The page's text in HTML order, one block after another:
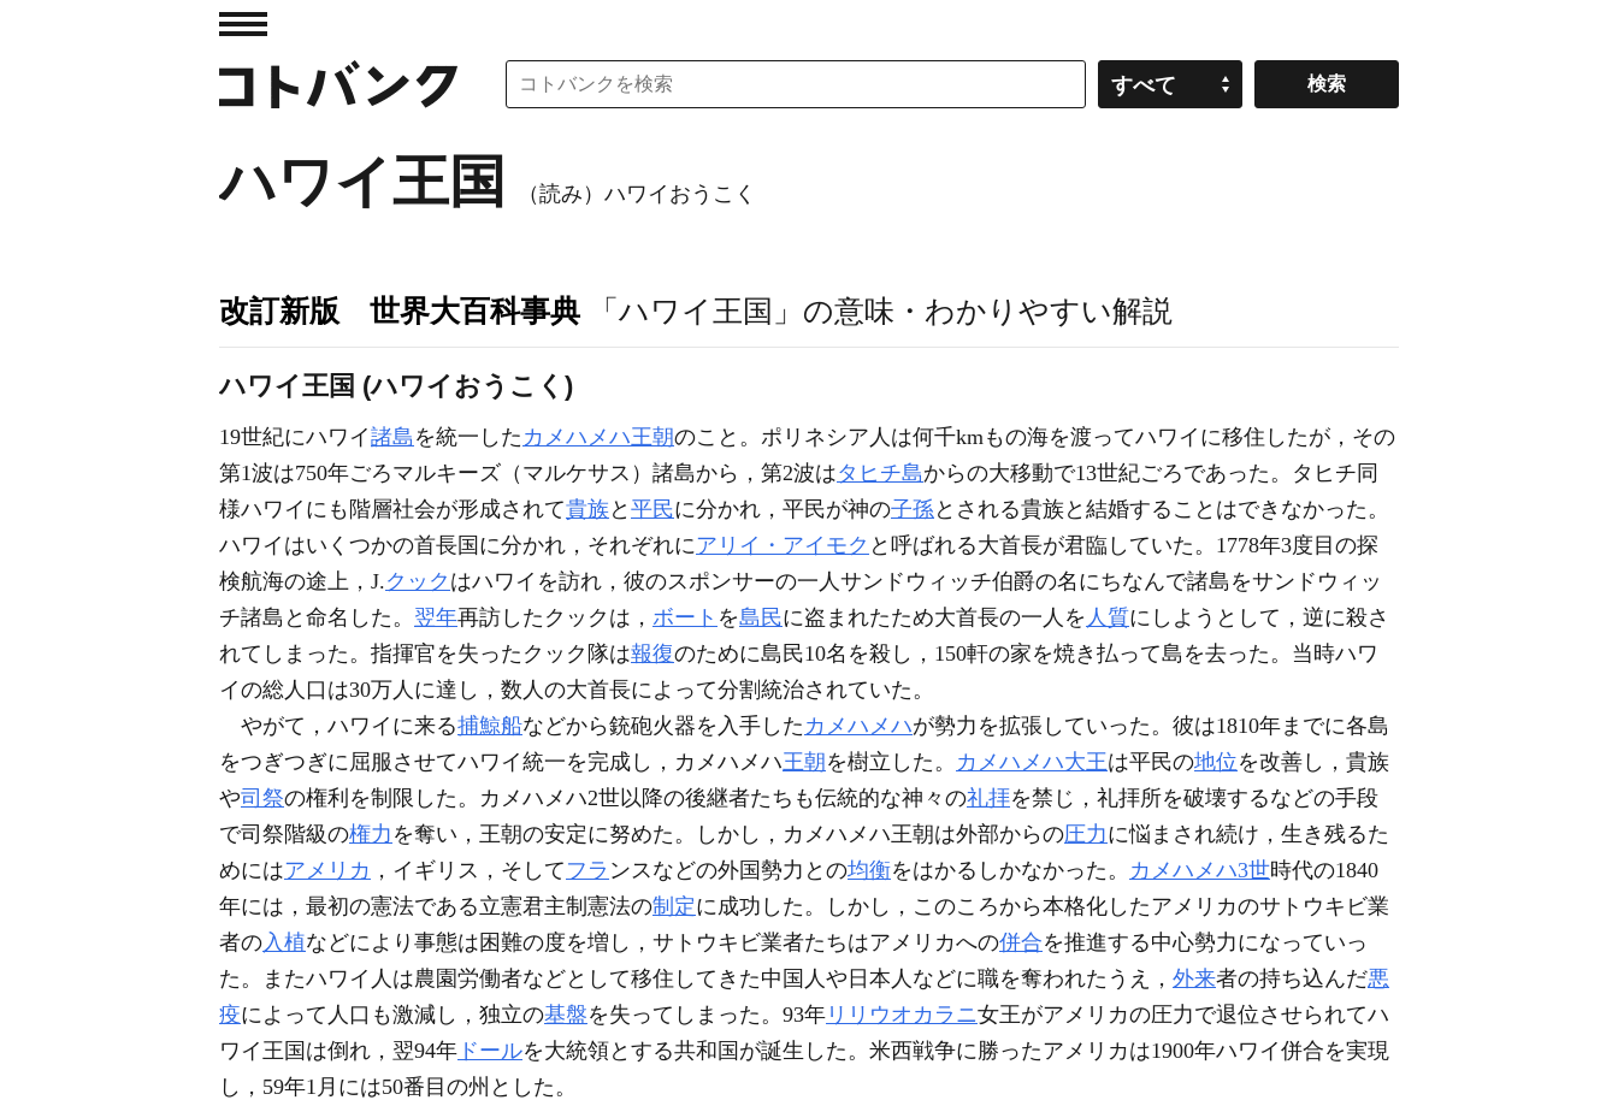
すべて
ハワイ王国 （読み）ハワイおうこく
改訂新版 世界大百科事典 「ハワイ王国」の意味・わかりやすい解説
ハワイ王国 (ハワイおうこく)
19世紀にハワイ諸島 を統一した カメハメハ王朝のこと。ポリネシア人は何千kmもの海を渡ってハワイに移住したが，その
第1波は750年ごろマルキーズ（マルケサス）諸島から，第2波はタヒチ島からの大移動で13世紀ごろであった。タヒチ同
様ハワイにも階層社会が形成されて貴族と 平民に分かれ，平民が神の子孫 とされる貴族と結婚することはできなかった。
ハワイはいくつかの首長国に分かれ，それぞれにアリイ・アイモク と呼ばれる大首長が君臨していた。1778年3度目の探
検航海の途上，J.クック はハワイを訪れ，彼のスポンサーの一人サンドウィッチ伯爵の名にちなんで諸島をサンドウィッ
チ諸島と命名した。 翌年再訪したクックは， ボート を島民に盗まれたため大首長の一人を 人質にしようとして，逆に殺さ
れてしまった。指揮官を失ったクック隊は報復のために島民10名を殺し，150軒の家を焼き払って島を去った。当時ハワ
イの総人口は30万人に達し，数人の大首長によって分割統治されていた。
やがて，ハワイに来る捕鯨船などから銃砲火器を入手した カメハメハが勢力を拡張していった。彼は1810年までに各島
をつぎつぎに屈服させてハワイ統一を完成し，カメハメハ王朝 を樹立した。 カメハメハ大王は平民の地位を改善し，貴族
や司祭の権利を制限した。カメハメハ2世以降の後継者たちも伝統的な神々の礼拝を禁じ，礼拝所を破壊するなどの手段
で司祭階級の権力 を奪い，王朝の安定に努めた。しかし，カメハメハ王朝は外部からの圧力に悩まされ続け，生き残るた
めにはアメリカ ，イギリス，そして フラ ンスなどの外国勢力との均衡をはかるしかなかった。 カメハメハ3世時代の1840
年には，最初の憲法である立憲君主制憲法の制定に成功した。しかし，このころから本格化したアメリカのサトウキビ業
者の入植などにより事態は困難の度を増し，サトウキビ業者たちはアメリカへの併合を推進する中心勢力になっていっ
た。またハワイ人は農園労働者などとして移住してきた中国人や日本人などに職を奪われたうえ， 外来者の持ち込んだ悪
疫によって人口も激減し，独立の基盤を失ってしまった。93年 リリウオカラニ女王がアメリカの圧力で退位させられてハ
ワイ王国は倒れ，翌94年 ドールを大統領とする共和国が誕生した。米西戦争に勝ったアメリカは1900年ハワイ併合を実現
し，59年1月には50番目の州とした。